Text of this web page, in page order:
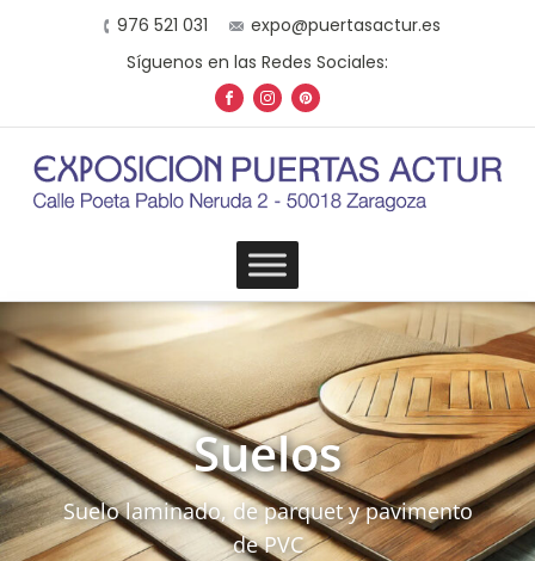
976 521 031
expo@puertasactur.es
Síguenos en las Redes Sociales:
Suelos
Suelo laminado, de parquet y pavimento
de PVC